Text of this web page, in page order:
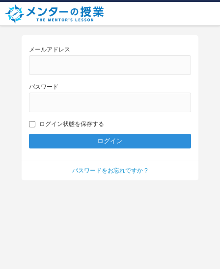
メールアドレス
パスワード
ログイン状態を保存する
パスワードをお忘れですか ?